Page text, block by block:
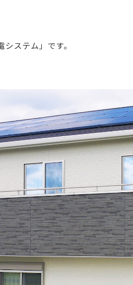
ステム」です。